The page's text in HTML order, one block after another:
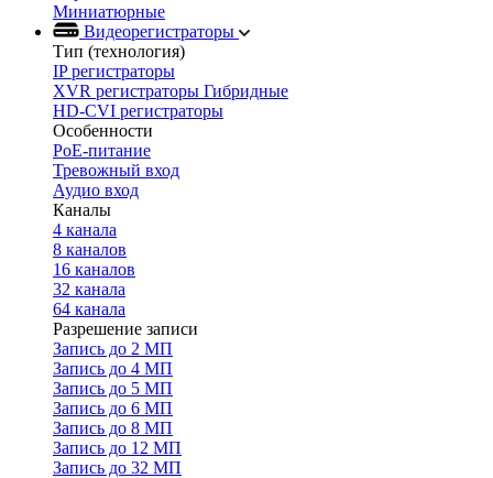
Миниатюрные
Видеорегистраторы
Тип (технология)
IP регистраторы
XVR регистраторы Гибридные
HD-CVI регистраторы
Особенности
PoE-питание
Тревожный вход
Аудио вход
Каналы
4 канала
8 каналов
16 каналов
32 канала
64 канала
Разрешение записи
Запись до 2 МП
Запись до 4 МП
Запись до 5 МП
Запись до 6 МП
Запись до 8 МП
Запись до 12 МП
Запись до 32 МП